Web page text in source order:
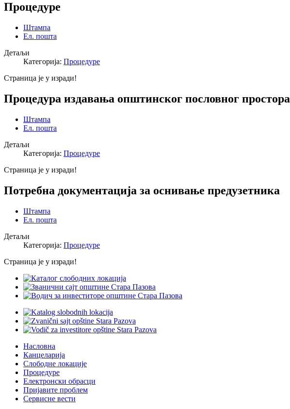
Процедуре
Штампа
Ел. пошта
Детаљи
Категорија: Процедуре
Страница је у изради!
Процедура издавања општинског пословног простора
Штампа
Ел. пошта
Детаљи
Категорија: Процедуре
Страница је у изради!
Потребна документација за оснивање предузетника
Штампа
Ел. пошта
Детаљи
Категорија: Процедуре
Страница је у изради!
Насловна
Канцеларија
Слободне локације
Процедуре
Електронски обрасци
Пријавите проблем
Сервисне вести